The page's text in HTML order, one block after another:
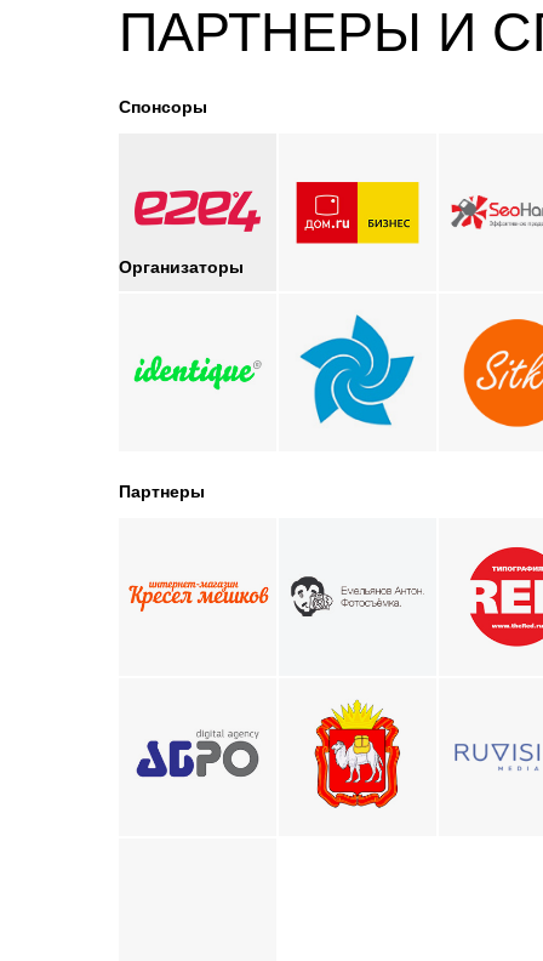
ПАРТНЕРЫ И
Спонсоры
Организаторы
Партнеры